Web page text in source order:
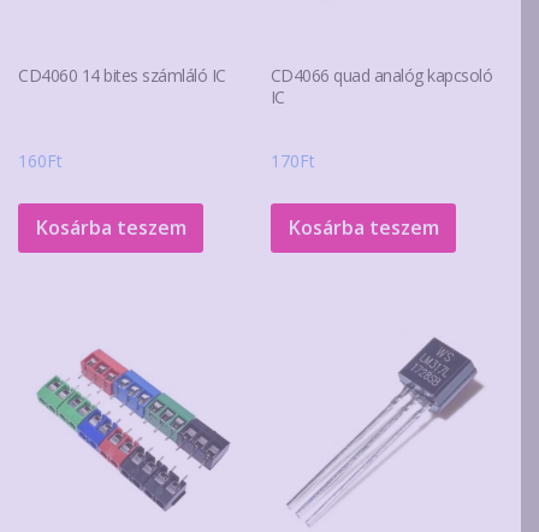
CD4060 14 bites számláló IC
160Ft
Kosárba teszem
CD4066 quad analóg kapcsoló
IC
170Ft
Kosárba teszem